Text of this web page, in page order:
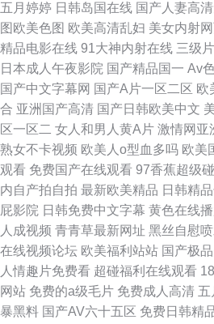
五月婷婷 日韩岛国在线 国产人妻高
图欧美色图 欧美高清乱妇 美女内射
精品电影在线 91大神内射在线 三级
日本成人午夜影院 国产精品国一 Av
国产中文字幕网 国产A片一区二区 欧
合 亚洲国产高清 国产日韩欧美中文
区一区二 女人和男人黄A片 激情网亚
熟女不卡视频 欧美人o型血多吗 欧美
观看 免费国产在线观看 97香蕉超级
内自产拍自拍 最新欧美精品 日韩精
屁影院 日韩免费中文字幕 黄色在线
人成视频 青青草最新网址 黑丝自慰
在线视频论坛 欧美福利站站 国产极
人情趣片免费看 超碰福利在线观看
网站 免费的a级毛片 免费成人高清 五
暴黑料 国产AV六十五区 免费日韩精